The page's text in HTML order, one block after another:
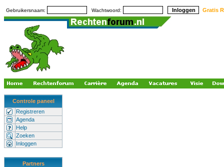
Gebruikersnaam: Wachtwoord: Gratis
Controle paneel
Registreren
Agenda
Help
Zoeken
Inloggen
Partners